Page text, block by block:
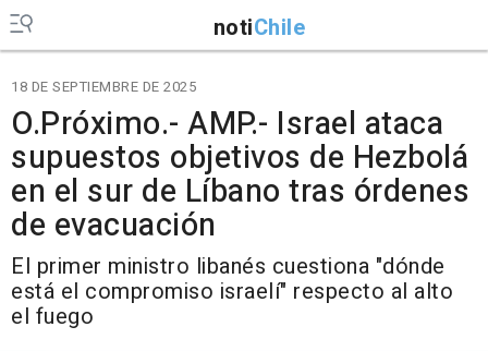
notiChile
18 DE SEPTIEMBRE DE 2025
O.Próximo.- AMP.- Israel ataca
supuestos objetivos de Hezbolá
en el sur de Líbano tras órdenes
de evacuación
El primer ministro libanés cuestiona "dónde
está el compromiso israelí" respecto al alto
el fuego